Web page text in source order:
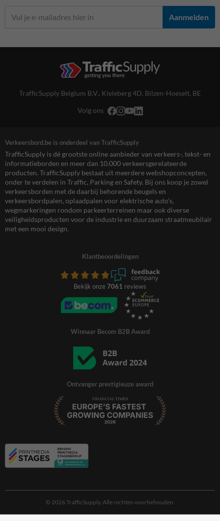
Aanmelden
TrafficSupply Belgium B.V., Kieleberg 4D, Bilzen-Hoeselt, BE
Volg ons
Verkeersbord.be is onderdeel van TrafficSupply
TrafficSupply is dé grootste online aanbieder van verkeers-, tekst- en
informatieborden en meer dan 10.000 verkeersgerelateerde
producten. TrafficSupply bestaat uit meerdere webshopconcepten,
onder te verdelen in Traffic, Parking en Safety. Bij ons koop je zowel
verkeersborden met de daarbij behorende beugels en
verkeersbordpalen, oplaadpalen voor elektrische auto’s,
wegmarkeringen rondom parkeerterreinen maar ook diverse
veiligheidsproducten voor de industrie en duurzaam straatmeubilair
met een mooi design.
Klantbeoordelingen
Bekijk onze 7061 reviews
Winnaar Becom B2B Award
Ontvanger prestigieuze award
© 2026 TrafficSupply. Alle rechten voorbehouden.